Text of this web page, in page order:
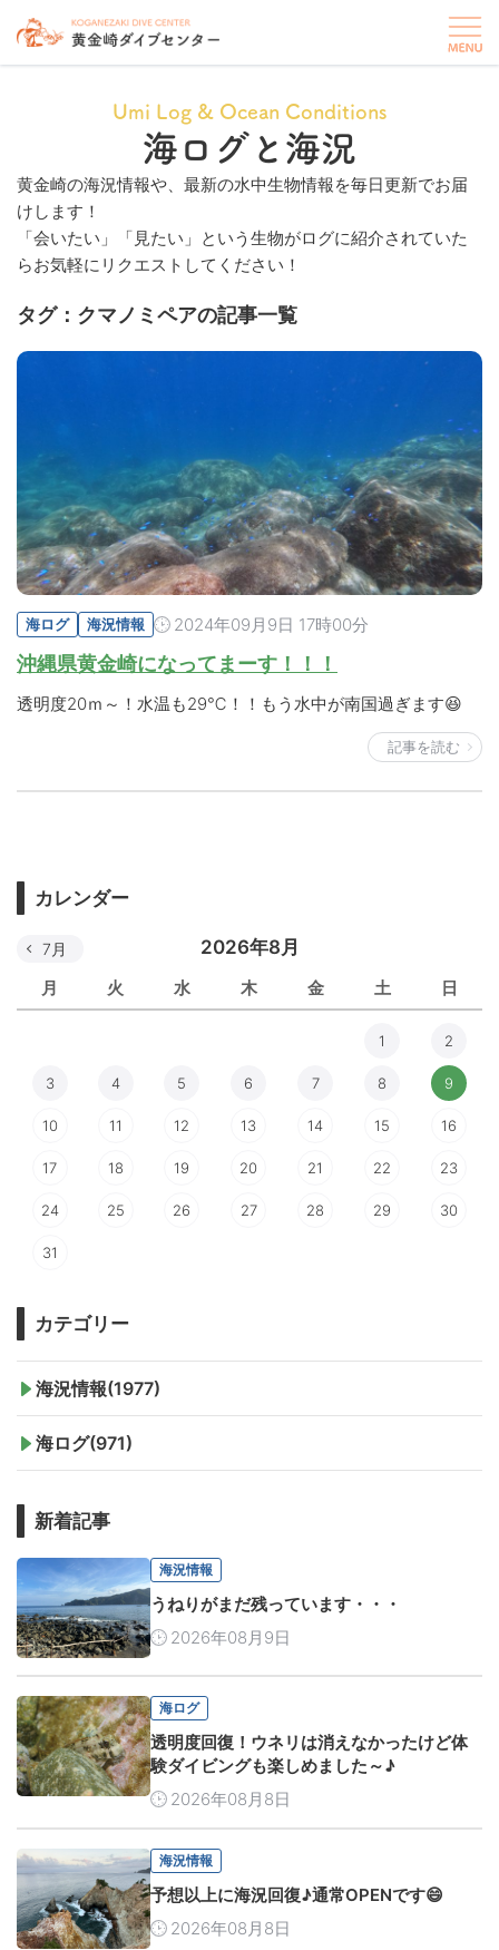
Umi Log & Ocean Conditions
海ログと海況
黄金崎の海況情報や、最新の水中生物情報を毎日更新でお届
けします！
「会いたい」「見たい」という生物がログに紹介されていた
らお気軽にリクエストしてください！
タグ：クマノミペアの記事一覧
海ログ 海況情報 2024年09月9日 17時00分
沖縄県黄金崎になってまーす！！！
透明度20ｍ～！水温も29℃！！もう水中が南国過ぎます😆
記事を読む
カレンダー
2026年8月
月 火 水 木 金 土 日
7月
1 2
3 4 5 6 7 8 9
10 11 12 13 14 15 16
17 18 19 20 21 22 23
24 25 26 27 28 29 30
31
カテゴリー
海況情報(1977)
海ログ(971)
新着記事
海況情報
うねりがまだ残っています・・・
2026年08月9日
海ログ
透明度回復！ウネリは消えなかったけど体
験ダイビングも楽しめました～♪
2026年08月8日
海況情報
予想以上に海況回復♪通常OPENです😄
2026年08月8日